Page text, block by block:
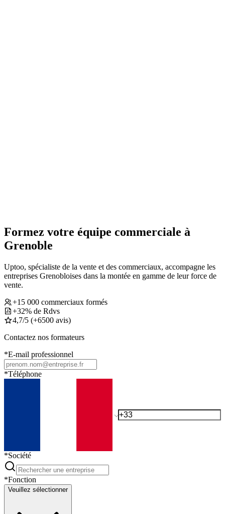
Formez votre équipe commerciale à
Grenoble
Uptoo, spécialiste de la vente et des commerciaux, accompagne les
entreprises Grenobloises dans la montée en gamme de leur force de
vente.
+15 000 commerciaux formés
+32% de Rdvs
4,7/5 (+6500 avis)
Contactez nos formateurs
*E-mail professionnel
*Téléphone
*Société
*Fonction
Veuillez sélectionner